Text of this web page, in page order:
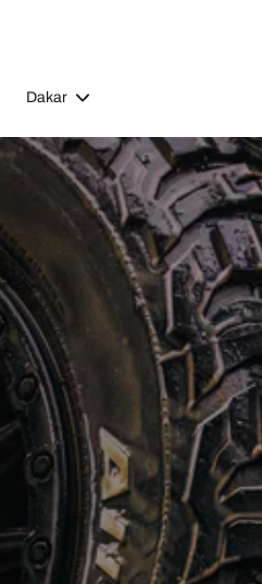
Dakar